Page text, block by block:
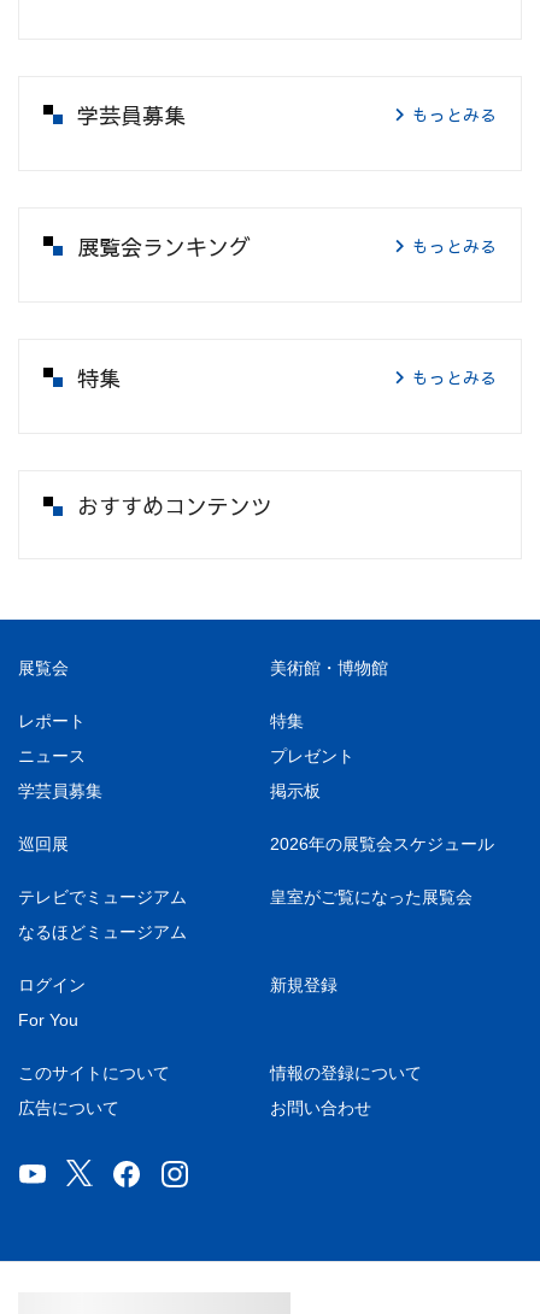
学芸員募集 もっとみる
展覧会ランキング もっとみる
特集 もっとみる
おすすめコンテンツ
展覧会 美術館・博物館
レポート
特集
ニュース
プレゼント
学芸員募集
掲示板
巡回展 2026年の展覧会スケジュール
テレビでミュージアム
皇室がご覧になった展覧会
なるほどミュージアム
ログイン
新規登録
For You
このサイトについて
情報の登録について
広告について
お問い合わせ